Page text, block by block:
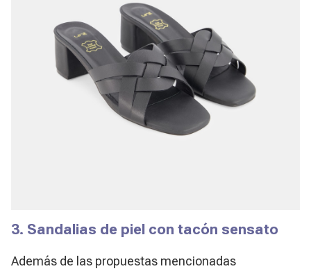
3. Sandalias de piel con tacón sensato
Además de las propuestas mencionadas